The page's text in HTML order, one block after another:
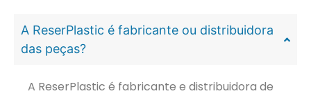
A ReserPlastic é fabricante ou distribuidora
das peças?
A ReserPlastic é fabricante e distribuidora de